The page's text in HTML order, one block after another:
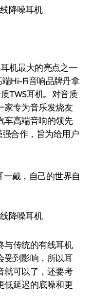
降噪耳机
机最大的亮点之一
Hi-Fi音响品牌丹拿
TWS耳机。对音质
家专为音乐发烧友
车高端音响的领先
合作，旨为给用户
降噪耳机
传统的有线耳机
受到影响，所以耳
就可以了，还要考
低延迟的底噪和更